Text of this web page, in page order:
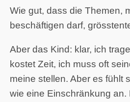
Wie gut, dass die Themen,
beschäftigen darf,
Aber das Kind: klar, ich
kostet Zeit, ich muss oft
meine stellen. Aber es fühlt
wie eine Einschränkung an.